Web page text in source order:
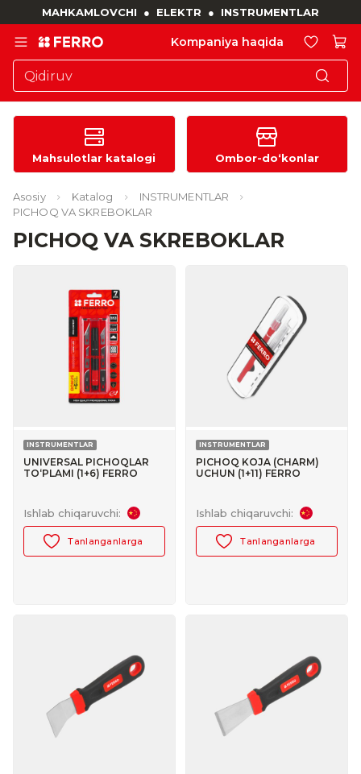
MAHKAMLOVCHI ● ELEKTR ● INSTRUMENTLAR
Kompaniya haqida
Mahsulotlar katalogi Ombor-do‘konlar
Asosiy Katalog
INSTRUMENTLAR
PICHOQ VA SKREBOKLAR
PICHOQ VA SKREBOKLAR
INSTRUMENTLAR
UNIVERSAL PICHOQLAR
TO‘PLAMI (1+6) FERRO
Ishlab chiqaruvchi:
Tanlanganlarga
INSTRUMENTLAR
PICHOQ KOJA (CHARM)
UCHUN (1+11) FERRO
Ishlab chiqaruvchi:
Tanlanganlarga